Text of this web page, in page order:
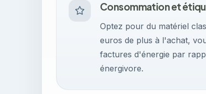
Consommation et
Optez pour du matériel
euros de plus à l'achat,
factures d'énergie par
énergivore.